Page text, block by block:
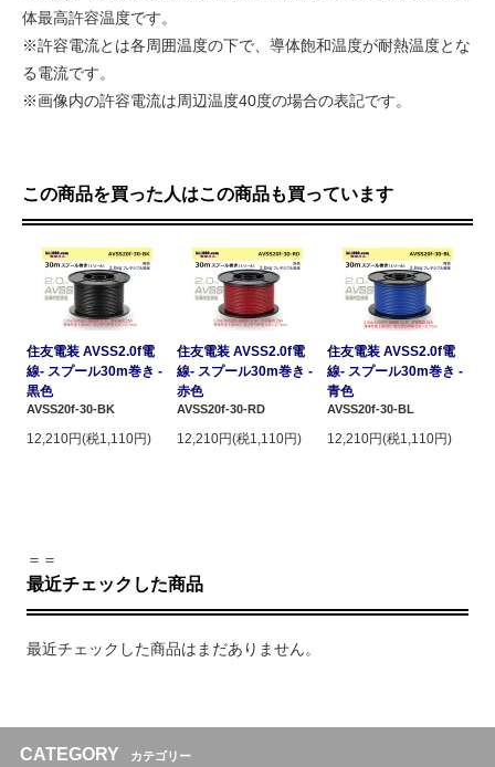
体最高許容温度です。
※許容電流とは各周囲温度の下で、導体飽和温度が耐熱温度とな
る電流です。
※画像内の許容電流は周辺温度40度の場合の表記です。
この商品を買った人はこの商品も買っています
住友電装 AVSS2.0f電
線- スプール30m巻き -
黒色
AVSS20f-30-BK
12,210円(税1,110円)
住友電装 AVSS2.0f電
線- スプール30m巻き -
赤色
AVSS20f-30-RD
12,210円(税1,110円)
住友電装 AVSS2.0f電
線- スプール30m巻き -
青色
AVSS20f-30-BL
12,210円(税1,110円)
＝＝
最近チェックした商品
最近チェックした商品はまだありません。
CATEGORY カテゴリー